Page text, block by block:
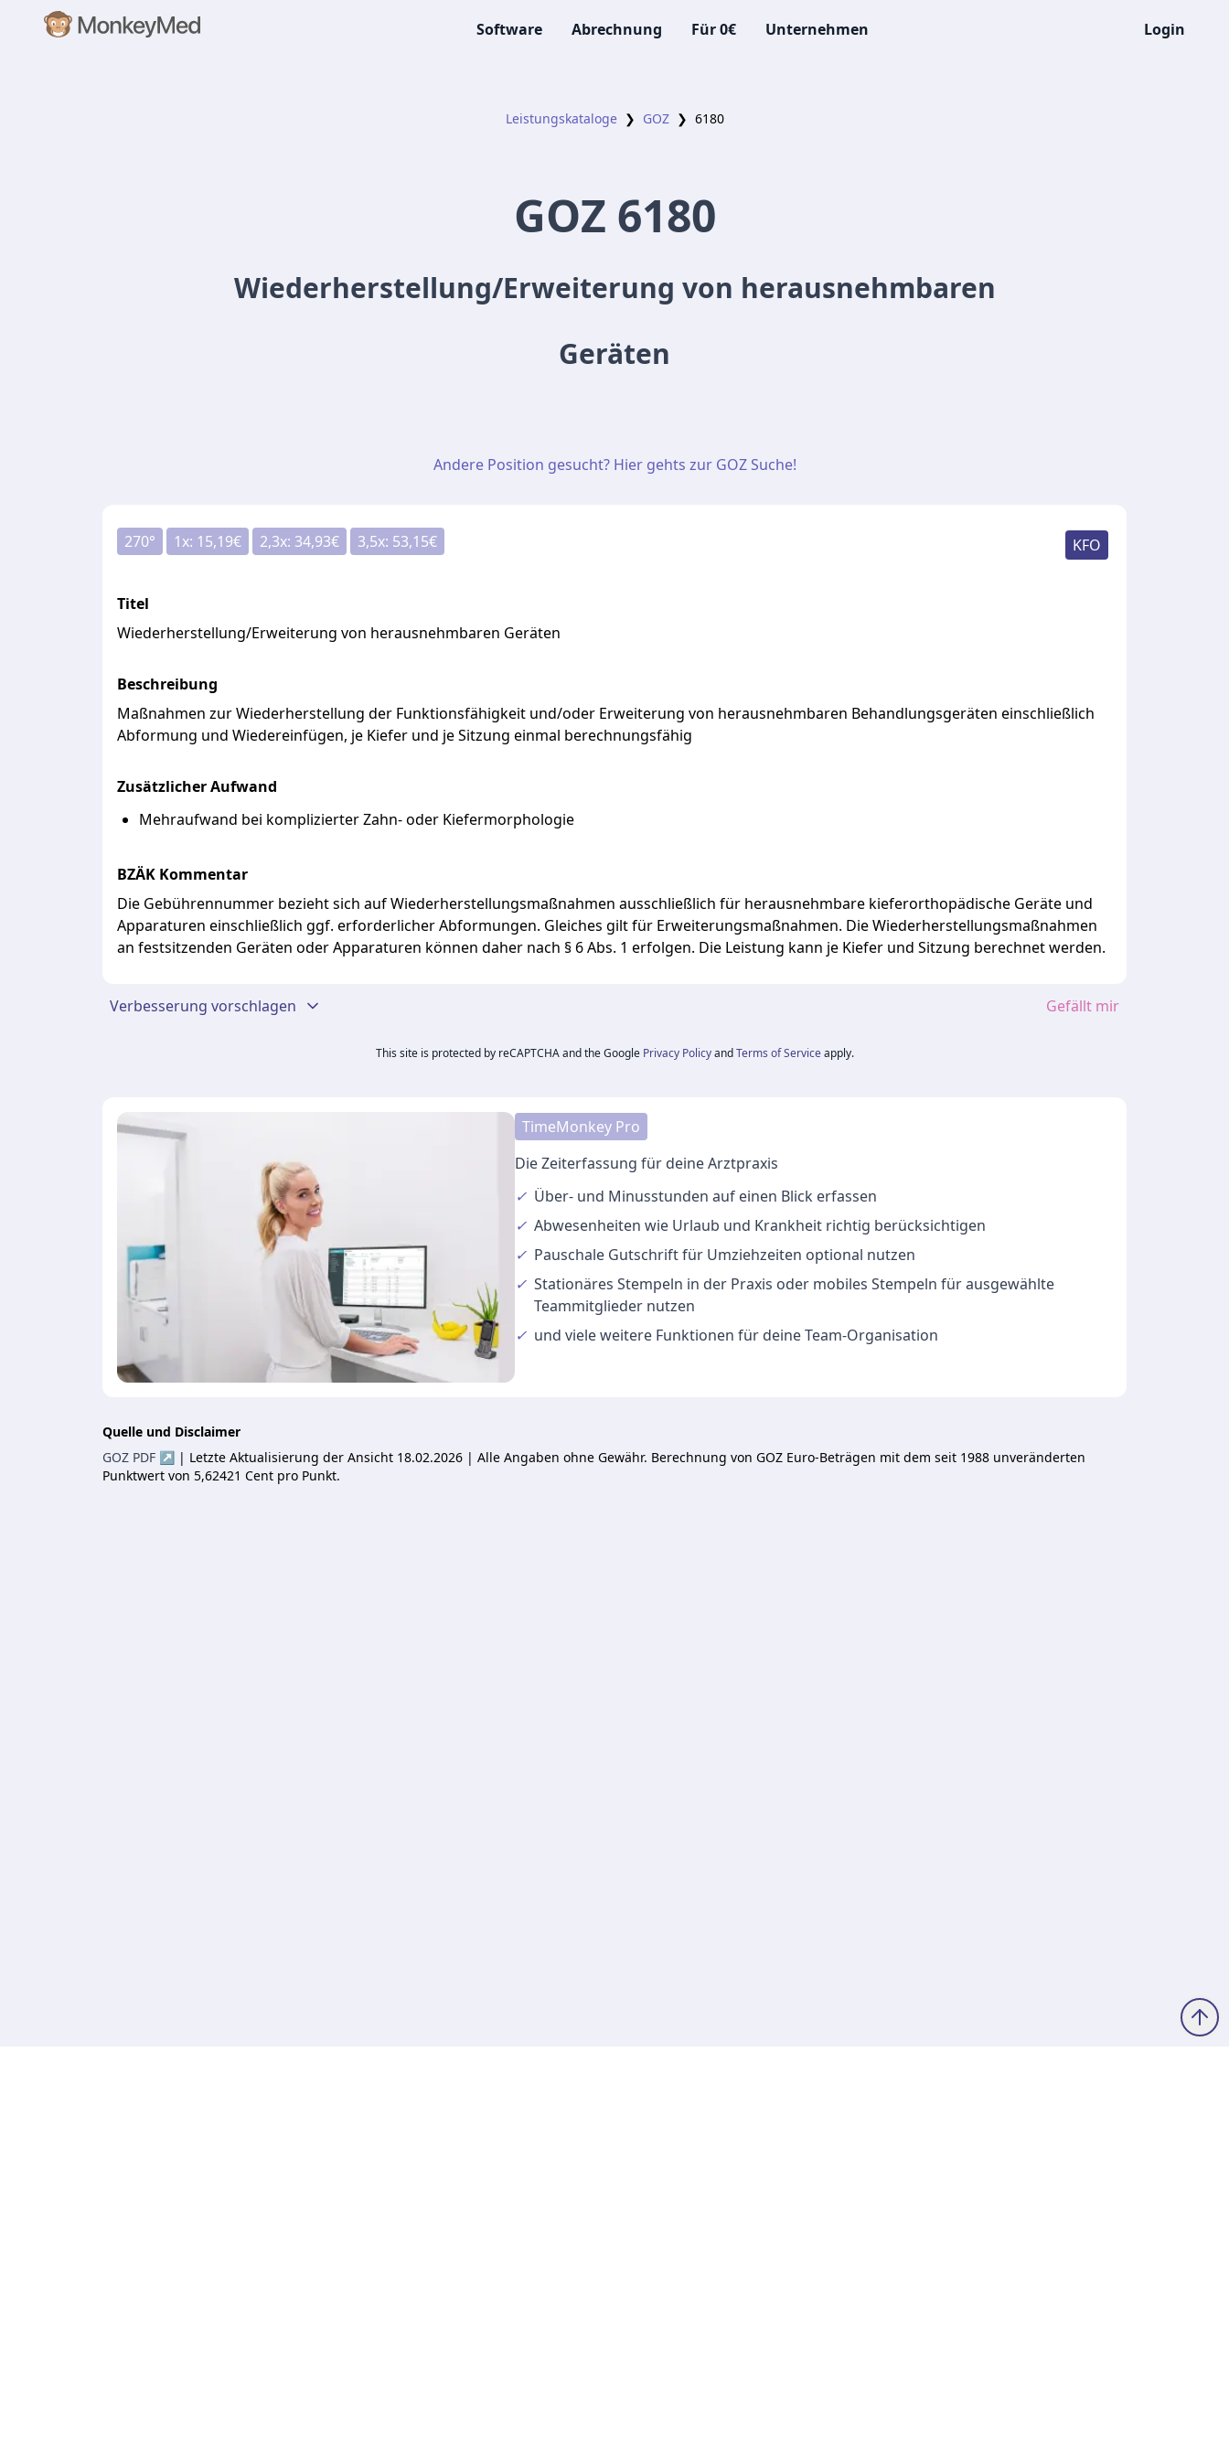
Software Abrechnung Für 0€ Unternehmen Login
Leistungskataloge ❯ GOZ ❯ 6180
GOZ 6180
Wiederherstellung/Erweiterung von herausnehmbaren
Geräten
Andere Position gesucht? Hier gehts zur GOZ Suche!
270° 1x: 15,19€ 2,3x: 34,93€ 3,5x: 53,15€ KFO
Titel
Wiederherstellung/Erweiterung von herausnehmbaren Geräten
Beschreibung
Maßnahmen zurWiederherstellung der Funktionsfähigkeit und/oder Erweiterung von herausnehmbaren Behandlungsgeräten einschließlich
Abformung und Wiedereinfügen, je Kiefer und jeSitzung einmal berechnungsfähig
Zusätzlicher Aufwand
Mehraufwand bei komplizierterZahn-oder Kiefermorphologie
BZÄK Kommentar
Die Gebührennummer beziehtsich aufWiederherstellungsmaßnahmen ausschließlich für herausnehmbare kieferorthopädische Geräte und
Apparaturen einschließlich ggf. erforderlicherAbformungen. Gleiches giltfür Erweiterungsmaßnahmen. DieWiederherstellungsmaßnahmen
an festsitzenden Geräten oderApparaturen können daher nach § 6Abs. 1 erfolgen. Die Leistung kann je Kiefer und Sitzung berechnetwerden.
Verbesserung vorschlagen Gefällt mir
This site is protected by reCAPTCHA and the Google Privacy Policy and Terms of Service apply.
TimeMonkey Pro
Die Zeiterfassung für deine Arztpraxis
✓ Über- und Minusstunden auf einen Blick erfassen
✓ Abwesenheitenwie Urlaub und Krankheit richtig berücksichtigen
✓ Pauschale Gutschriftfür Umziehzeiten optional nutzen
✓ Stationäres Stempeln in der Praxis oder mobiles Stempeln für ausgewählte
Teammitglieder nutzen
✓ und vieleweitere Funktionenfür deine Team-Organisation
Quelle und Disclaimer
GOZ PDF ↗ | Letzte Aktualisierung der Ansicht 18.02.2026 | Alle Angaben ohne Gewähr. Berechnung von GOZ Euro-Beträgen mit dem seit 1988 unveränderten
Punktwert von 5,62421 Cent pro Punkt.